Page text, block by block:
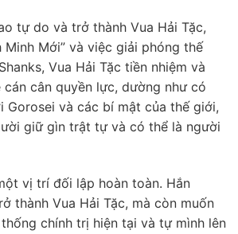
tự do và trở thành Vua Hải Tặc,
Minh Mới” và việc giải phóng thế
Vua Hải Tặc tiền nhiệm và
cân quyền lực, dường như có
Gorosei và các bí mật của thế giới,
giữ gìn trật tự và có thể là người
vị trí đối lập hoàn toàn. Hắn
thành Vua Hải Tặc, mà còn muốn
chính trị hiện tại và tự mình lên